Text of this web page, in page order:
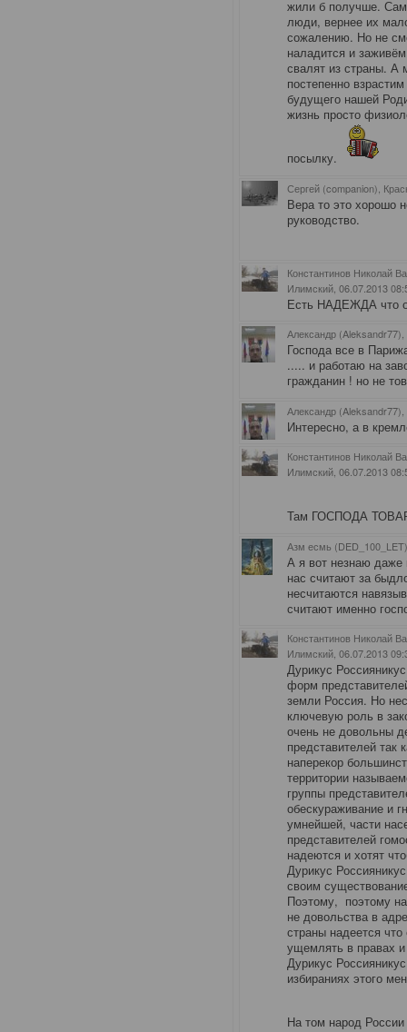
жили б получше.
люди, вернее их
сожалению. Но не
наладится и
свалят из страны. А
постепенно
будущего нашей
жизнь просто
посылку.
Сергей (companion),
Вера то это хорошо
руководство.
Константинов Николай
Илимский , 06.07.2013
Есть НАДЕЖДА что
Александр (Aleksandr77),
Господа все в
..... и работаю на
гражданин ! но не
Александр (Aleksandr77),
Интересно, а в
Константинов Николай
Илимский , 06.07.2013
Там ГОСПОДА
Азм есмь
А я вот незнаю
нас считают за
несчитаются
считают именно
Константинов Николай
Илимский , 06.07.2013
Дурикус
форм
земли Россия. Но
ключевую роль в
очень не довольны
представителей так
наперекор
территории
группы
обескураживание и
умнейшей, части
представителей
надеются и хотят
Дурикус
своим
Поэтому, поэтому
не довольства в
страны надеется
ущемлять в правах
Дурикус
избираниях этого
На том народ